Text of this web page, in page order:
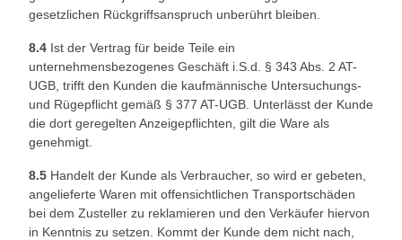
gesetzlichen Rückgriffsanspruch unberührt bleiben.
8.4 Ist der Vertrag für beide Teile ein
unternehmensbezogenes Geschäft i.S.d. § 343 Abs. 2 AT-
UGB, trifft den Kunden die kaufmännische Untersuchungs-
und Rügepflicht gemäß § 377 AT-UGB. Unterlässt der Kunde
die dort geregelten Anzeigepflichten, gilt die Ware als
genehmigt.
8.5 Handelt der Kunde als Verbraucher, so wird er gebeten,
angelieferte Waren mit offensichtlichen Transportschäden
bei dem Zusteller zu reklamieren und den Verkäufer hiervon
in Kenntnis zu setzen. Kommt der Kunde dem nicht nach,